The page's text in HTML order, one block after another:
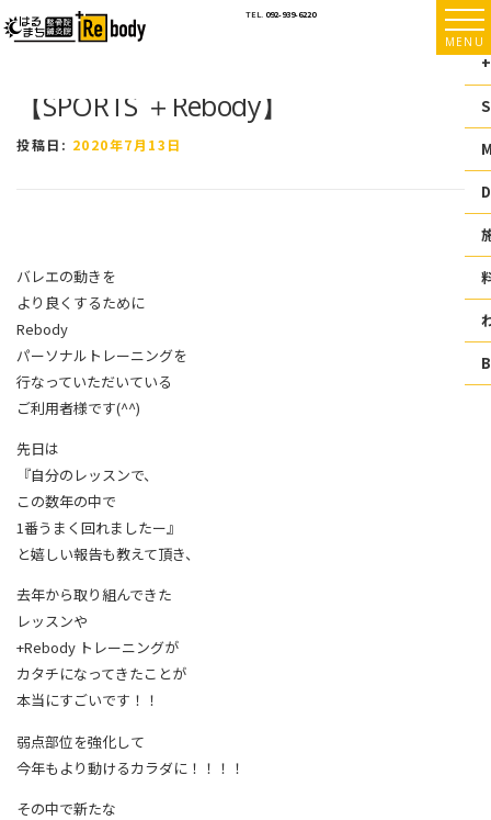
ン
TEL. 092-939-6220
MENU
【SPORTS ＋Rebody】
投稿日: 2020年7月13日
バレエの動きを
より良くするために
Rebody
パーソナルトレーニングを
行なっていただいている
ご利用者様です(^^)
先日は
『自分のレッスンで、
この数年の中で
1番うまく回れましたー』
と嬉しい報告も教えて頂き、
去年から取り組んできた
レッスンや
+Rebody トレーニングが
カタチになってきたことが
本当にすごいです！！
弱点部位を強化して
今年もより動けるカラダに！！！！
その中で新たな